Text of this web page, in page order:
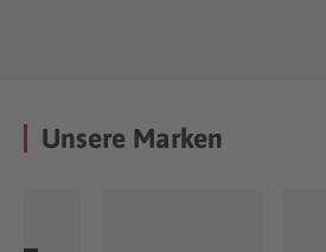
Unsere Marken